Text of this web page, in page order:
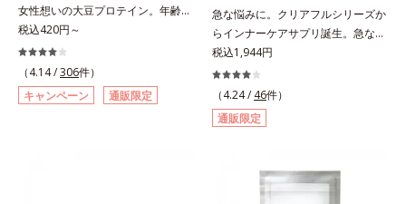
女性想いの大豆プロテイン。年齢を
感じさせない美と元気を育む、女性
想いの大豆プロテインです。1杯で
不足しがちなたんぱく質を補えま
す。大人女性の食習慣に基づき質と
量を考え、更年世代の女性に人気の
税込420円～
（4.14 /306件）
キャンペーン
通販限定
急な悩みに。クリアフルシリーズか
らインナーケアサプリ誕生。急な悩
みに。ケアに行き詰まったすべての
女性に送る、「クリアフルシリー
ズ」のオールインワンサプリメント
です。ビタミンB1とB2を配合。ビ
タミンB6とビタミンCは、タイムリ
さのために、和漢植物由来成分とセ
税込1,944円
（4.24 / 46件）
通販限定